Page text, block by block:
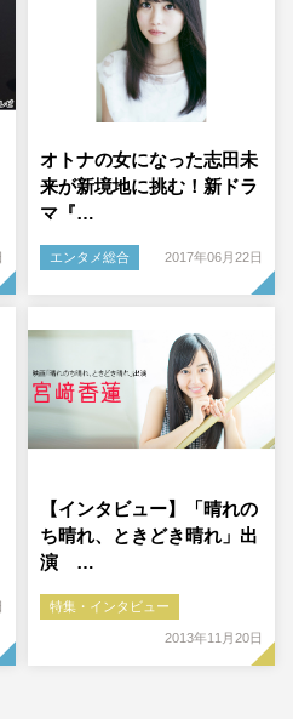
オトナの女になった志田未
来が新境地に挑む！新ドラ
マ『…
エンタメ総合 2017年06月22日
【インタビュー】「晴れの
ち晴れ、ときどき晴れ」出
演 …
特集・インタビュー
2013年11月20日